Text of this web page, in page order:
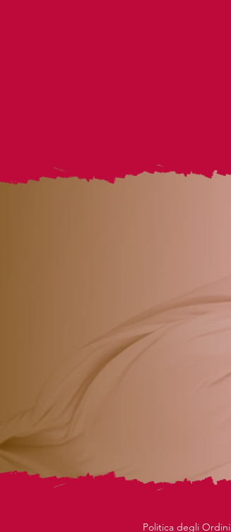
Politica degli Ordini